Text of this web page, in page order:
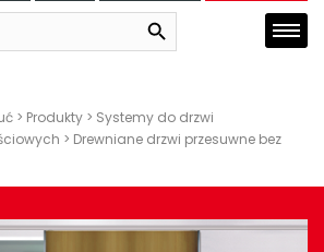
Search Button
> Produkty > Systemy do drzwi
> Drewniane drzwi przesuwne bez